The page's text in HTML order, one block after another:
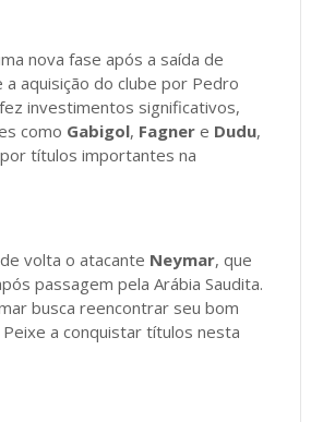
nova fase após a saída de
a aquisição do clube por Pedro
investimentos significativos,
como Gabigol, Fagnere Dudu,
títulos importantes na
volta o atacante Neymar, que
passagem pela Arábia Saudita.
busca reencontrar seu bom
a conquistar títulos nesta